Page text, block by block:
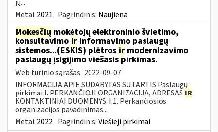
jų...
Metai: 2021 Pagrindinis: Naujiena
Mokesčių mokėtojų elektroninio švietimo,
konsultavimo ir informavimo paslaugų
sistemos...(ESKIS) plėtros ir modernizavimo
paslaugų įsigijimo viešasis pirkimas.
Web turinio sąrašas 2022-09-07
INFORMACIJA APIE SUDARYTAS SUTARTIS Paslaugų
pirkimai I. PERKANČIOJI ORGANIZACIJA, ADRESAS IR
KONTAKTINIAI DUOMENYS: I.1. Perkančiosios
organizacijos pavadinimas...
Metai: 2022 Pagrindinis:Viešieji pirkimai